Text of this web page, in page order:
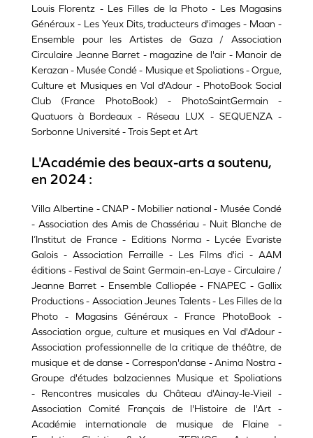
Louis Florentz - Les Filles de la Photo - Les Magasins
Généraux - Les Yeux Dits, traducteurs d'images - Maan -
Ensemble pour les Artistes de Gaza / Association
Circulaire Jeanne Barret - magazine de l'air - Manoir de
Kerazan - Musée Condé - Musique et Spoliations - Orgue,
Culture et Musiques en Val d'Adour - PhotoBook Social
Club (France PhotoBook) - PhotoSaintGermain -
Quatuors à Bordeaux - Réseau LUX - SEQUENZA -
Sorbonne Université - Trois Sept et Art
L'Académie des beaux-arts a soutenu,
en 2024 :
Villa Albertine - CNAP - Mobilier national - Musée Condé
- Association des Amis de Chassériau - Nuit Blanche de
l’Institut de France - Editions Norma - Lycée Evariste
Galois - Association Ferraille - Les Films d'ici - AAM
éditions - Festival de Saint Germain-en-Laye - Circulaire /
Jeanne Barret - Ensemble Calliopée - FNAPEC - Gallix
Productions - Association Jeunes Talents - Les Filles de la
Photo - Magasins Généraux - France PhotoBook -
Association orgue, culture et musiques en Val d'Adour -
Association professionnelle de la critique de théâtre, de
musique et de danse - Correspon'danse - Anima Nostra -
Groupe d'études balzaciennes Musique et Spoliations
- Rencontres musicales du Château d'Ainay-le-Vieil -
Association Comité Français de l'Histoire de l'Art -
Académie internationale de musique de Flaine -